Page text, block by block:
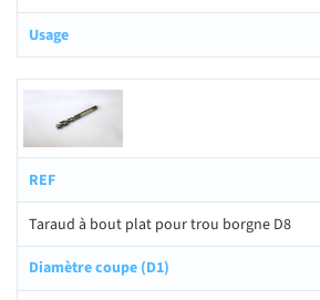
Taraud à bout plat pour trou borgne D8